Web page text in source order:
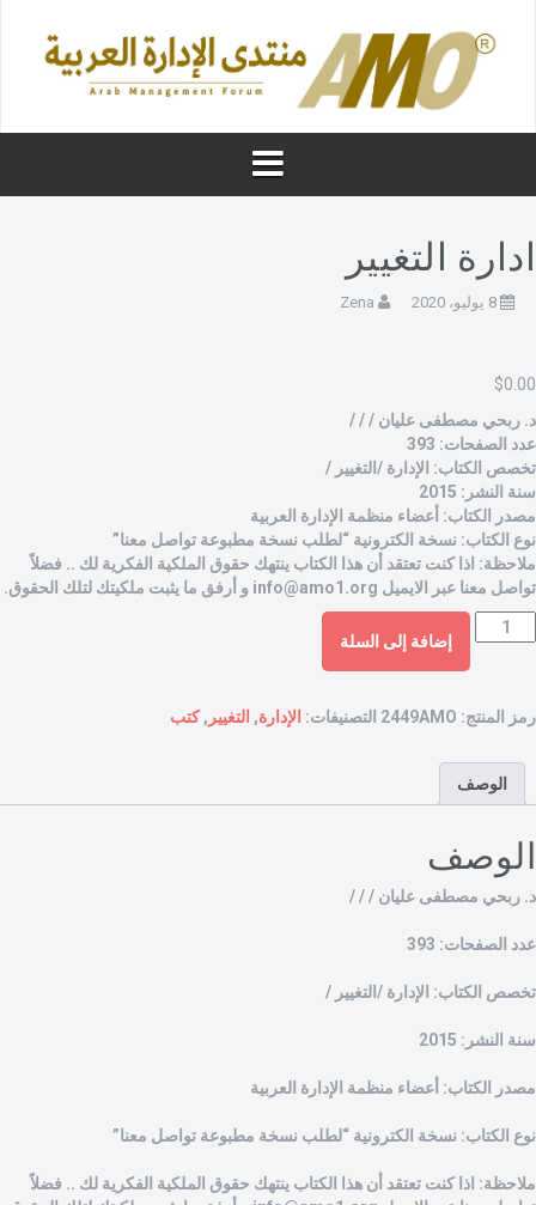
التغيير
8 يوليو، 2020 Zena
$
ربحي مصطفى عليان / / /
الصفحات: 393
الكتاب: الإدارة /التغيير /
النشر: 2015
الكتاب: أعضاء منظمة الإدارة العربية
الكتاب: نسخة الكترونية “لطلب نسخة مطبوعة تواصل معنا”
اذا كنت تعتقد أن هذا الكتاب ينتهك حقوق الملكية الفكرية لك .. فضلاً
معنا عبر الايميل info@amo1.orgو أرفق ما يثبت ملكيتك لتلك الحقوق.
إضافة إلى السلة
المنتج: 2449AMO التصنيفات: الإدارة, التغيير ,كتب
الوصف
ربحي مصطفى عليان / / /
الصفحات: 393
الكتاب: الإدارة /التغيير /
النشر: 2015
الكتاب: أعضاء منظمة الإدارة العربية
الكتاب: نسخة الكترونية “لطلب نسخة مطبوعة تواصل معنا”
اذا كنت تعتقد أن هذا الكتاب ينتهك حقوق الملكية الفكرية لك .. فضلاً